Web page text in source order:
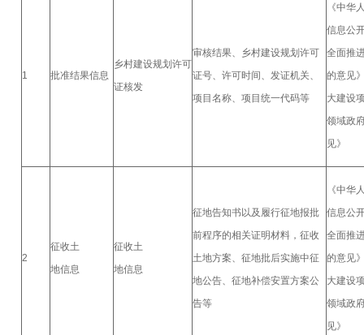
1 批准结果信息
乡村建设规划许可
证核发
审核结果、乡村建设规划许可
证号、许可时间、发证机关、
项目名称、项目统一代码等
《中华
信息公
全面推
的意见
大建设
领域政
见》
2
征收土
地信息
征收土
地信息
征地告知书以及履行征地报批
前程序的相关证明材料，征收
土地方案、征地批后实施中征
地公告、征地补偿安置方案公
告等
《中华
信息公
全面推
的意见
大建设
领域政
见》